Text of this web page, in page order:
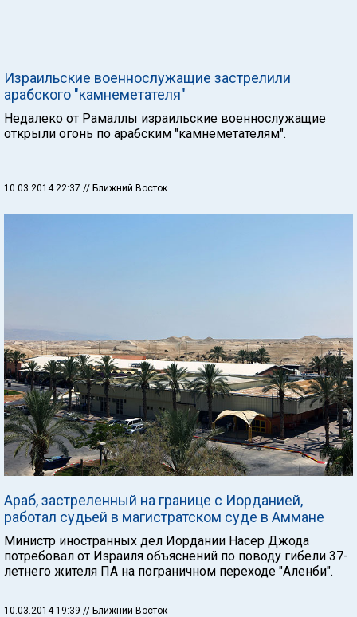
Израильские военнослужащие застрелили
арабского "камнеметателя"
Недалеко от Рамаллы израильские военнослужащие
открыли огонь по арабским "камнеметателям".
10.03.2014 22:37 // Ближний Восток
Араб, застреленный на границе с Иорданией,
работал судьей в магистратском суде в Аммане
Министр иностранных дел Иордании Насер Джода
потребовал от Израиля объяснений по поводу гибели 37-
летнего жителя ПА на пограничном переходе "Аленби".
10.03.2014 19:39 // Ближний Восток